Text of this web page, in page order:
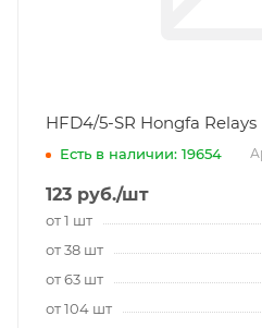
HFD4/5-SR Hongfa Relays
Есть в наличии: 19654
123 руб./шт
от 1 шт
от 38 шт
от 63 шт
от 104 шт